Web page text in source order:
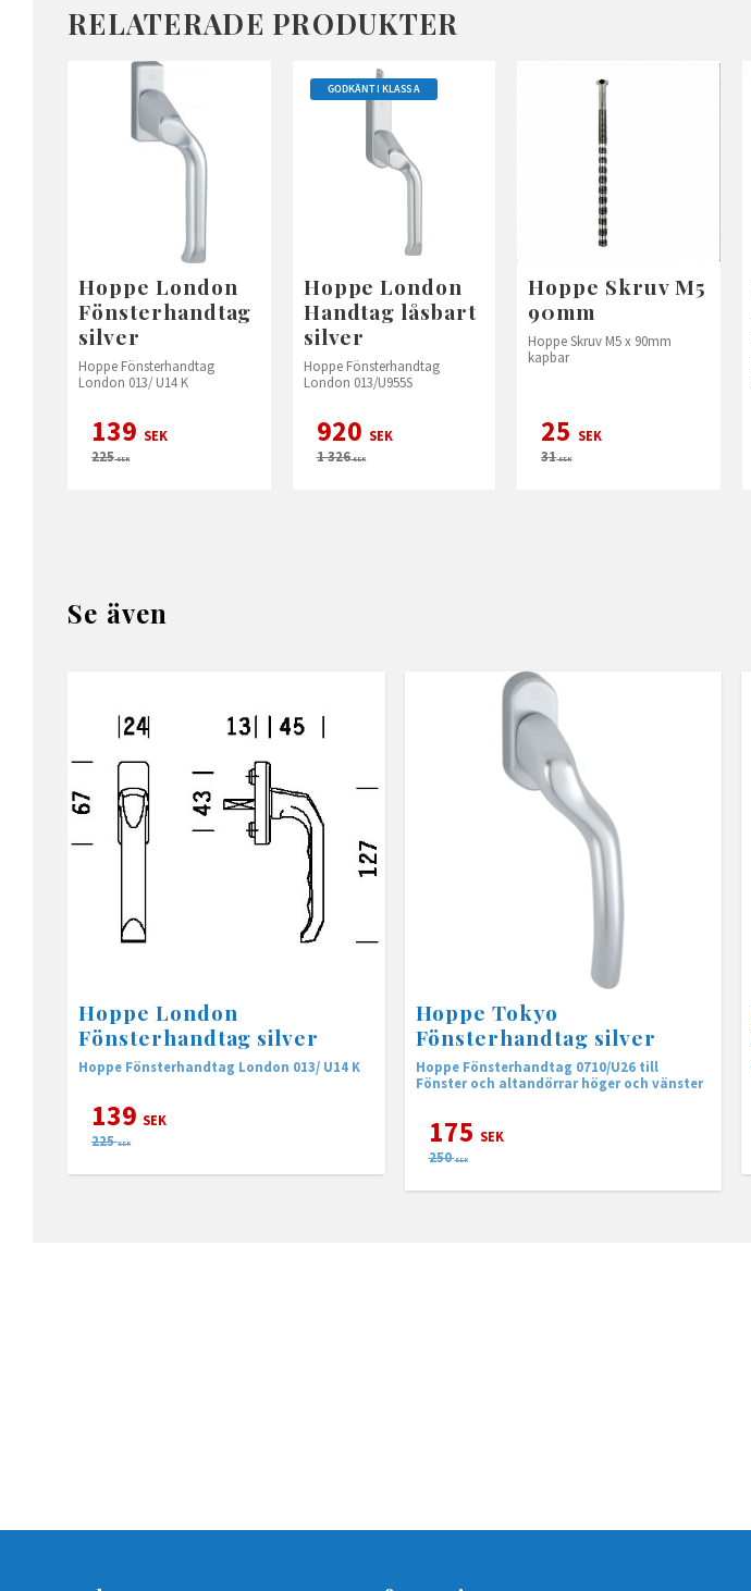
RELATERADE PRODUKTER
Hoppe London
Fönsterhandtag
silver
Hoppe Fönsterhandtag
London 013/ U14 K
139 SEK
225SEK
Hoppe London
Handtag låsbart
silver
Hoppe Fönsterhandtag
London 013/U955S
920 SEK
1 326SEK
GODKÄNT I KLASS A
Hoppe Skruv M5
90mm
Hoppe Skruv M5 x 90mm
kapbar
25 SEK
31SEK
Se även
Hoppe London
Fönsterhandtag silver
Hoppe Fönsterhandtag London 013/ U14 K
139 SEK
225 SEK
Hoppe Tokyo
Fönsterhandtag silver
Hoppe Fönsterhandtag 0710/U26 till
Fönster och altandörrar höger och vänster
175 SEK
250 SEK